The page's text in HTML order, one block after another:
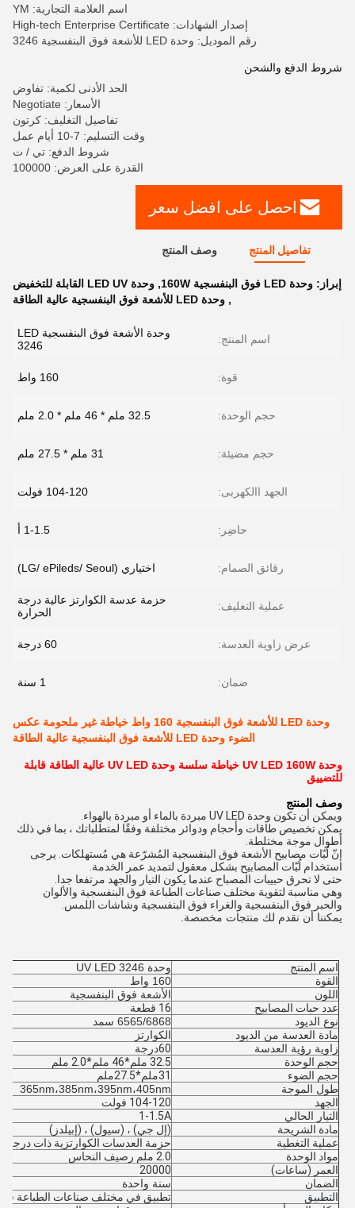
اسم العلامة التجارية: YM
إصدار الشهادات: High-tech Enterprise Certificate
رقم الموديل: وحدة LED للأشعة فوق البنفسجية 3246
شروط الدفع والشحن
الحد الأدنى لكمية: تفاوض
الأسعار: Negotiate
تفاصيل التغليف: كرتون
وقت التسليم: 7-10 أيام عمل
شروط الدفع: تي / ت
القدرة على العرض: 100000
احصل على افضل سعر
تفاصيل المنتج وصف المنتج
إبراز: وحدة LED فوق البنفسجية 160W , وحدة LED UV القابلة للتخفيض
, وحدة LED للأشعة فوق البنفسجية عالية الطاقة
اسم المنتج:
وحدة الأشعة فوق البنفسجية LED
3246
قوة: 160 واط
حجم الوحدة: 32.5 ملم * 46 ملم * 2.0 ملم
حجم مضيئة: 31 ملم * 27.5 ملم
الجهد االكهربى: 104-120 فولت
حاضِر: 1-1.5 أ
رقائق الصمام: اختياري (LG/ ePileds/ Seoul)
عملية التغليف:
حزمة عدسة الكوارتز عالية درجة
الحرارة
عرض زاوية العدسة: 60 درجة
ضمان: 1 سنة
وحدة LED للأشعة فوق البنفسجية 160 واط خياطة غير ملحومة عكس
الضوء وحدة LED للأشعة فوق البنفسجية عالية الطاقة
وحدة UV LED 160W خياطة سلسة وحدة UV LED عالية الطاقة قابلة
للتضييق
وصف المنتج
ويمكن أن تكون وحدة UV LED مبردة بالماء أو مبردة بالهواء.
يمكن تخصيص طاقات وأحجام ودوائر مختلفة وفقًا لمتطلباتك ، بما في ذلك
أطوال موجة مختلطة.
إنّ لُبّات مصابيح الأشعة فوق البنفسجية المُشرّعة هي مُستهلكات. يرجى
استخدام لُبّات المصابيح بشكل معقول لتمديد عمر الخدمة.
حتى لا تحرق حبيبات المصباح عندما يكون التيار والجهد مرتفعا جدا.
وهي مناسبة لتقوية مختلف صناعات الطباعة فوق البنفسجية والألوان
والحبر فوق البنفسجية والغراء فوق البنفسجية وشاشات اللمس.
يمكننا أن نقدم لك منتجات مخصصة.
اسم المنتج
وحدة UV LED 3246
القوة
160 واط
اللون
الأشعة فوق البنفسجية
عدد حبات المصابيح
16 قطعة
نوع الديود
6565/6868 سمد
مادة العدسة من الديود
الكوارتز
زاوية رؤية العدسة
60درجة
حجم الوحدة
32.5 ملم*46 ملم*2.0 ملم
حجم الضوء
31ملم*27.5ملم
طول الموجة
365nm،385nm،395nm،405nm
الجهد
104-120 فولت
التيار الحالي
1-1.5A
مادة الشريحة
(إل جي) ، (سيول) ، (إبيلدز)
عملية التغطية
حزمة العدسات الكوارتزية ذات درجة
مواد الوحدة
2.0 ملم رصيف النحاس
العمر (ساعات)
20000
الضمان
سنة واحدة
التطبيق
تطبيق في مختلف صناعات الطباعة فوق